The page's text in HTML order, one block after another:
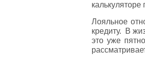
калькуляторе
Лояльное
кредиту. В
это уже